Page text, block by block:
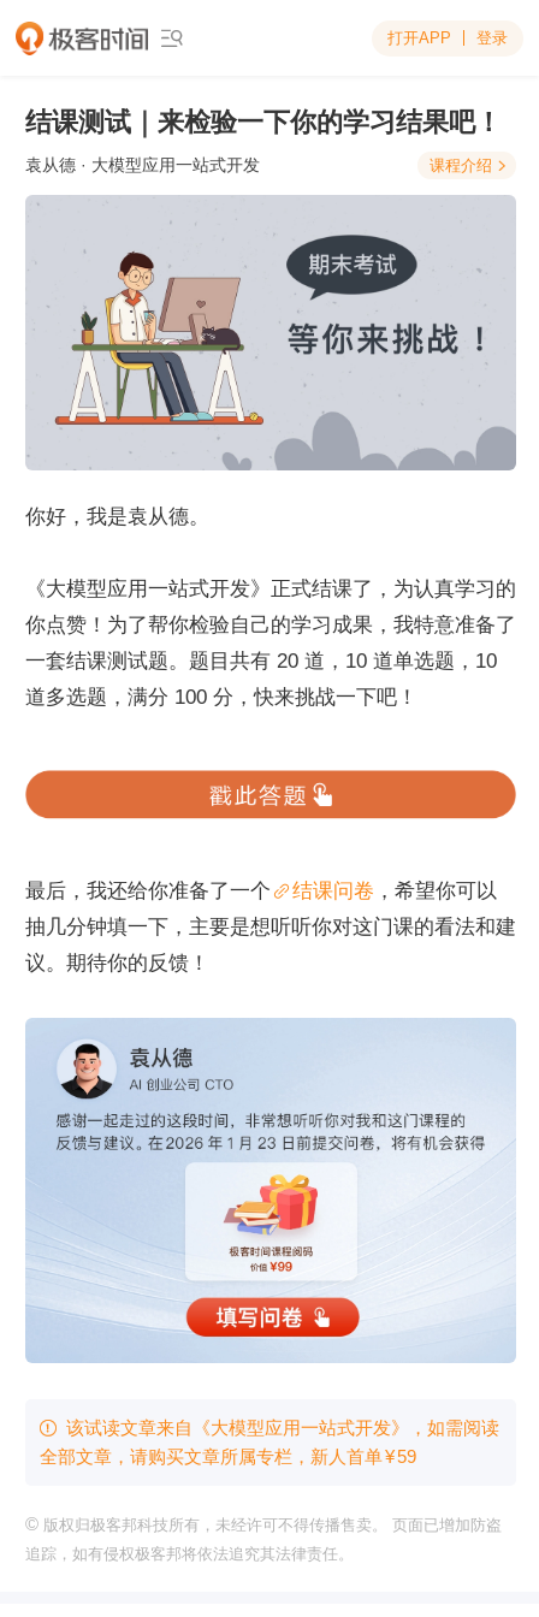
 打开APP 登录
结课测试｜来检验一下你的学习结果吧！
袁从德 · 大模型应用一站式开发 课程介绍 
你好，我是袁从德。
《大模型应用一站式开发》正式结课了，为认真学习的
你点赞！为了帮你检验自己的学习成果，我特意准备了
一套结课测试题。题目共有 20 道，10 道单选题，10
道多选题，满分 100 分，快来挑战一下吧！
最后，我还给你准备了一个 结课问卷 ，希望你可以
抽几分钟填一下，主要是想听听你对这门课的看法和建
议。期待你的反馈！
 该试读文章来自《大模型应用一站式开发》，如需阅读
全部文章，请购买文章所属专栏 ，新⼈⾸单¥59
© 版权归极客邦科技所有，未经许可不得传播售卖。 页面已增加防盗
追踪，如有侵权极客邦将依法追究其法律责任。